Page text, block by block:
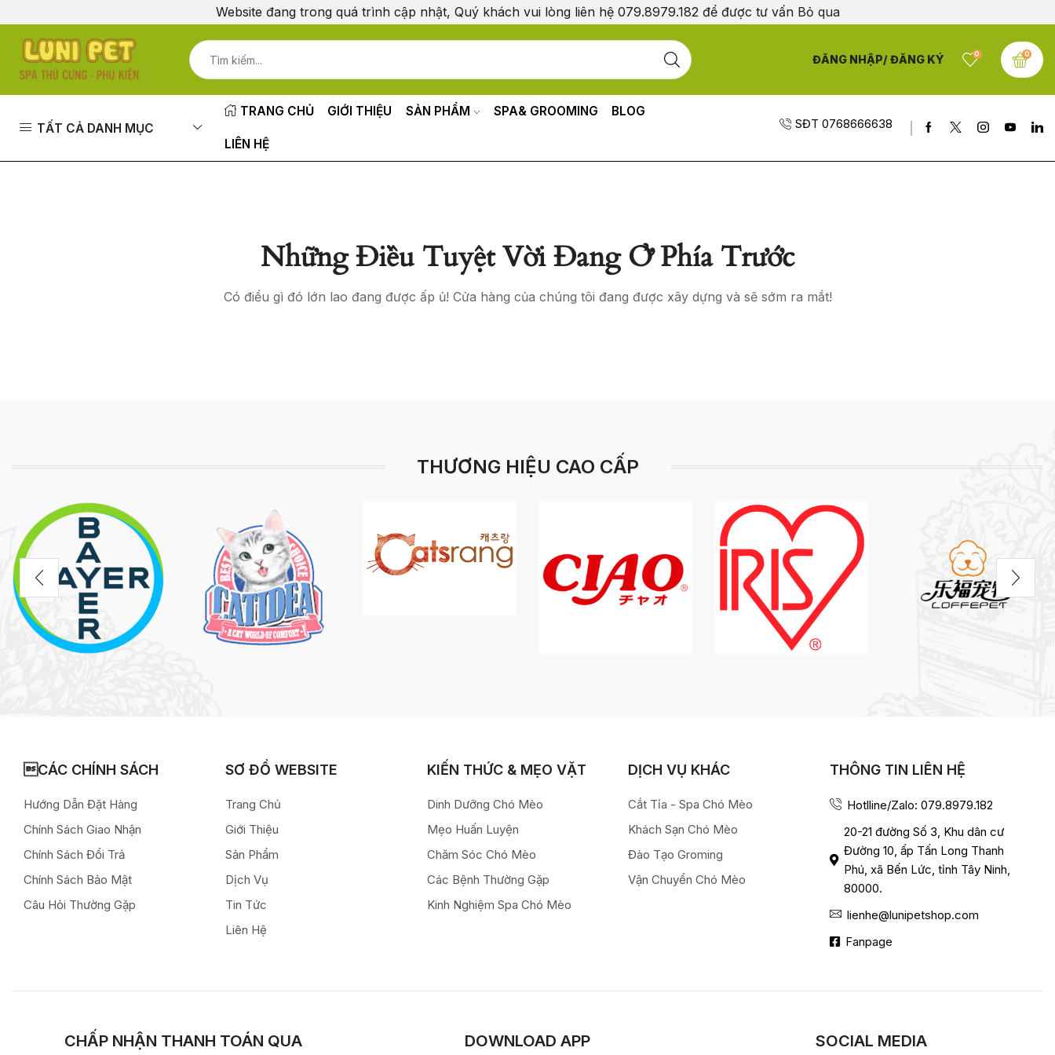
Website đang trong quá trình cập nhật, Quý khách vui lòng liên hệ 079.8979.182 để được tư vấn Bỏ qua
ĐĂNG NHẬP/ ĐĂNG KÝ 0 0
TẤT CẢ DANH MỤC
TRANG CHỦ GIỚI THIỆU SẢN PHẨM SPA& GROOMING BLOG
LIÊN HỆ
SĐT 0768666638
Những Điều Tuyệt Vời Đang Ở Phía Trước
Có điều gì đó lớn lao đang được ấp ủ! Cửa hàng của chúng tôi đang được xây dựng và sẽ sớm ra mắt!
THƯƠNG HIỆU CAO CẤP
CÁC CHÍNH SÁCH
Hướng Dẫn Đặt Hàng
Chính Sách Giao Nhận
Chính Sách Đổi Trả
Chính Sách Bảo Mật
Câu Hỏi Thường Gặp
SƠ ĐỒ WEBSITE
Trang Chủ
Giới Thiệu
Sản Phẩm
Dịch Vụ
Tin Tức
Liên Hệ
KIẾN THỨC & MẸO VẶT
Dinh Dưỡng Chó Mèo
Mẹo Huấn Luyện
Chăm Sóc Chó Mèo
Các Bệnh Thường Gặp
Kinh Nghiệm Spa Chó Mèo
DỊCH VỤ KHÁC
Cắt Tỉa - Spa Chó Mèo
Khách Sạn Chó Mèo
Đào Tạo Groming
Vận Chuyển Chó Mèo
THÔNG TIN LIÊN HỆ
Hotlline/Zalo: 079.8979.182
20-21 đường Số 3, Khu dân cư
Đường 10, ấp Tấn Long Thanh
Phú, xã Bến Lức, tỉnh Tây Ninh,
80000.
lienhe@lunipetshop.com
Fanpage
CHẤP NHẬN THANH TOÁN QUA DOWNLOAD APP SOCIAL MEDIA